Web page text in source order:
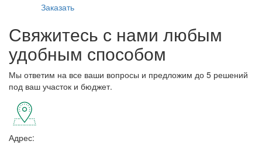
Заказать
Свяжитесь с нами любым
удобным способом
Мы ответим на все ваши вопросы и предложим до 5 решений
под ваш участок и бюджет.
Адрес: